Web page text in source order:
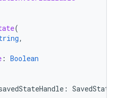
(
,
: Boolean
: